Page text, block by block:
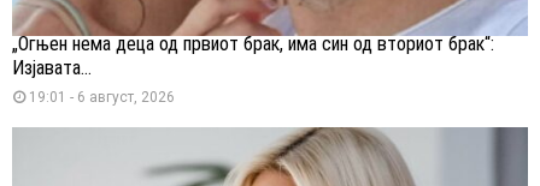
„Огњен нема деца од првиот брак, има син од вториот брак“:
Изјавата...
19:01 - 6 август, 2026